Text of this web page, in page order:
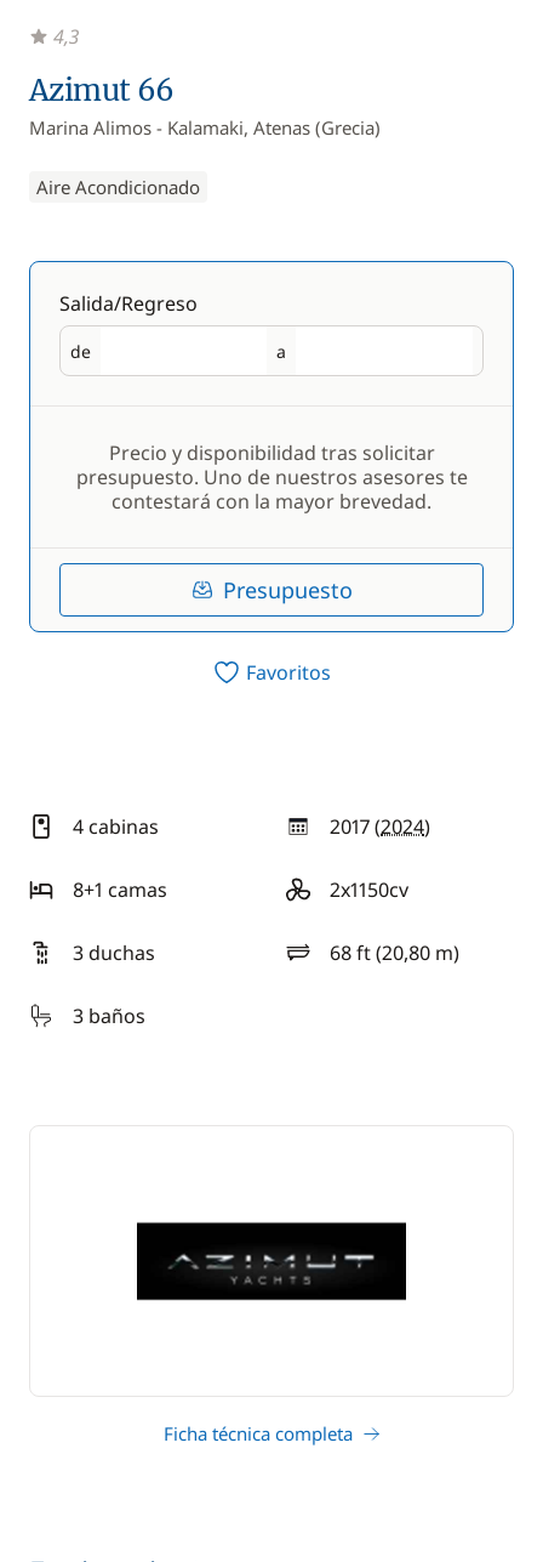
Azimut 66
Marina Alimos - Kalamaki, Atenas (Grecia)
Aire Acondicionado
4,3
Salida/Regreso
de
Salida a
Regreso
Precio y disponibilidad tras solicitar
presupuesto. Uno de nuestros asesores te
contestará con la mayor brevedad.
Presupuesto
Favoritos
4 cabinas 2017 (2024)
año
8+1 camas
2x1150cv
motorización
3 duchas
68 ft (20,80 m)
eslora
3 baños
Ficha técnica completa